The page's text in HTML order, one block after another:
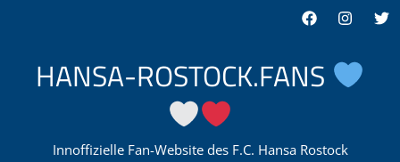
springen
Facebook
HANSA-ROSTOCK.FANS
Innoffizielle Fan-Website des F.C. Hansa Rostock